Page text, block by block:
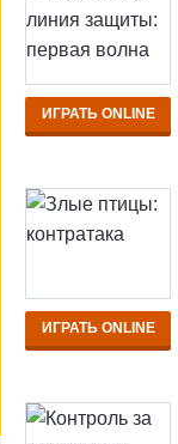
ИГРАТЬ ONLINE
ИГРАТЬ ONLINE